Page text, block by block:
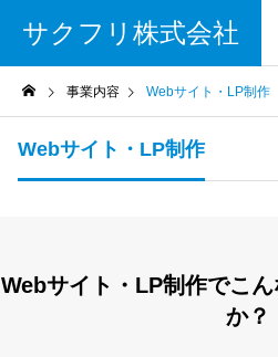
サクフリ株式会社
事業内容 Webサイト・LP制作
Webサイト・LP制作
Webサイト・LP制作でこ
か？